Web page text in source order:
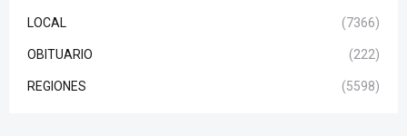
LOCAL (7366)
OBITUARIO (222)
REGIONES (5598)